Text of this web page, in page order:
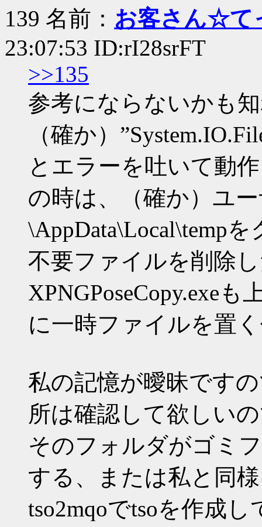
139 名前： お客さん☆て
23:07:53 ID:rI28srFT
>>135
参考にならないかも
（確か）
とエラーを吐いて動
の時は、（確か）ユ
\AppData\Local\temp
不要ファイルを削除
XPNGPoseCopy.exe
に一時ファイルを置
私の記憶が曖昧です
所は確認して欲しい
そのフォルダがゴミ
する、または私と同
tso2mqoでtsoを作成